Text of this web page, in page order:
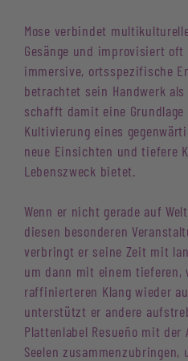
Mose verbindet
Gesänge und improvisiert
immersive, ortsspezifische
betrachtet sein Handwerk
schafft damit eine
Kultivierung eines
neue Einsichten und tiefere
Lebenszweck bietet.
Wenn er nicht gerade auf
diesen besonderen
verbringt er seine Zeit mit
um dann mit einem tieferen,
raffinierteren Klang wieder
unterstützt er andere
Plattenlabel Resueño mit
Seelen